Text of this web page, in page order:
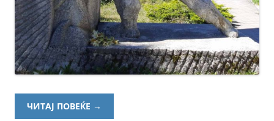
ЧИТАЈ ПОВЕЌЕ →